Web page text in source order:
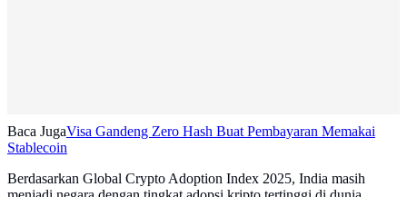
Baca JugaVisa Gandeng Zero Hash Buat Pembayaran Memakai
Stablecoin
Berdasarkan Global Crypto Adoption Index 2025, India masih